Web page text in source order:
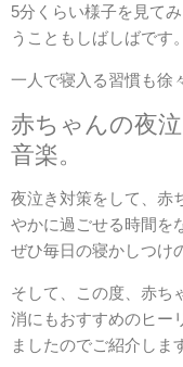
5分くらい様子を見て
うこともしばしばです。
一人で寝入る習慣も徐
赤ちゃんの夜
音楽。
夜泣き対策をして、赤
やかに過ごせる時間を
ぜひ毎日の寝かしつけ
そして、この度、赤ち
消にもおすすめのヒー
ましたのでご紹介しま